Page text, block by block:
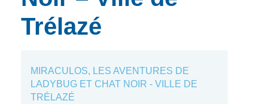
Trélazé
MIRACULOS, LES AVENTURES DE
LADYBUG ET CHAT NOIR - VILLE DE
TRÉLAZÉ